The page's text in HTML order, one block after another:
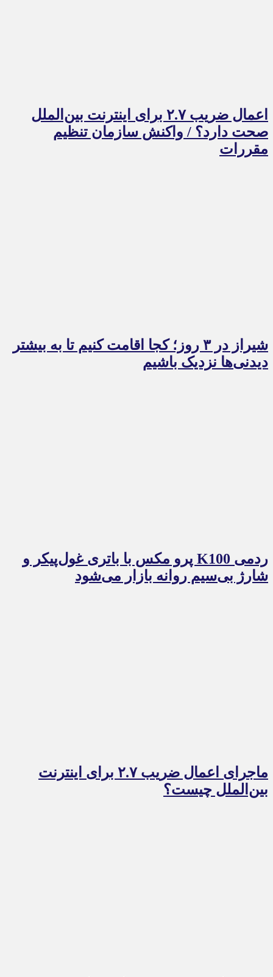
اعمال ضریب ۲.۷ برای اینترنت بین‌الملل
صحت دارد؟ / واکنش سازمان تنظیم
مقررات
شیراز در ۳ روز؛ کجا اقامت کنیم تا به بیشتر
دیدنی‌ها نزدیک باشیم
ردمی K100 پرو مکس با باتری غول‌پیکر و
شارژ بی‌سیم روانه بازار می‌شود
ماجرای اعمال ضریب ۲.۷ برای اینترنت
بین‌الملل چیست؟